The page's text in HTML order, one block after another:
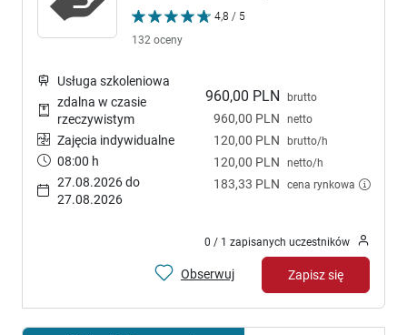
4,8 / 5
132 oceny
960,00 PLN brutto
960,00 PLN netto
120,00 PLN brutto/h
120,00 PLN netto/h
183,33 PLN cena rynkowa
Usługa szkoleniowa
zdalna w czasie
rzeczywistym
Zajęcia indywidualne
08:00 h
27.08.2026 do
27.08.2026
0 / 1 zapisanych uczestników
Obserwuj Zapisz się